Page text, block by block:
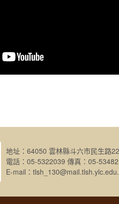
地址：64050 雲林縣斗六市民生路
電話：05-5322039 傳真：05-
E-mail：